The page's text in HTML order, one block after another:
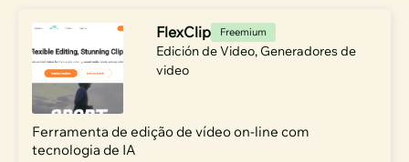
FlexClip Freemium
Edición de Video, Generadores de
video
Ferramenta de edição de vídeo on-line com
tecnologia de IA